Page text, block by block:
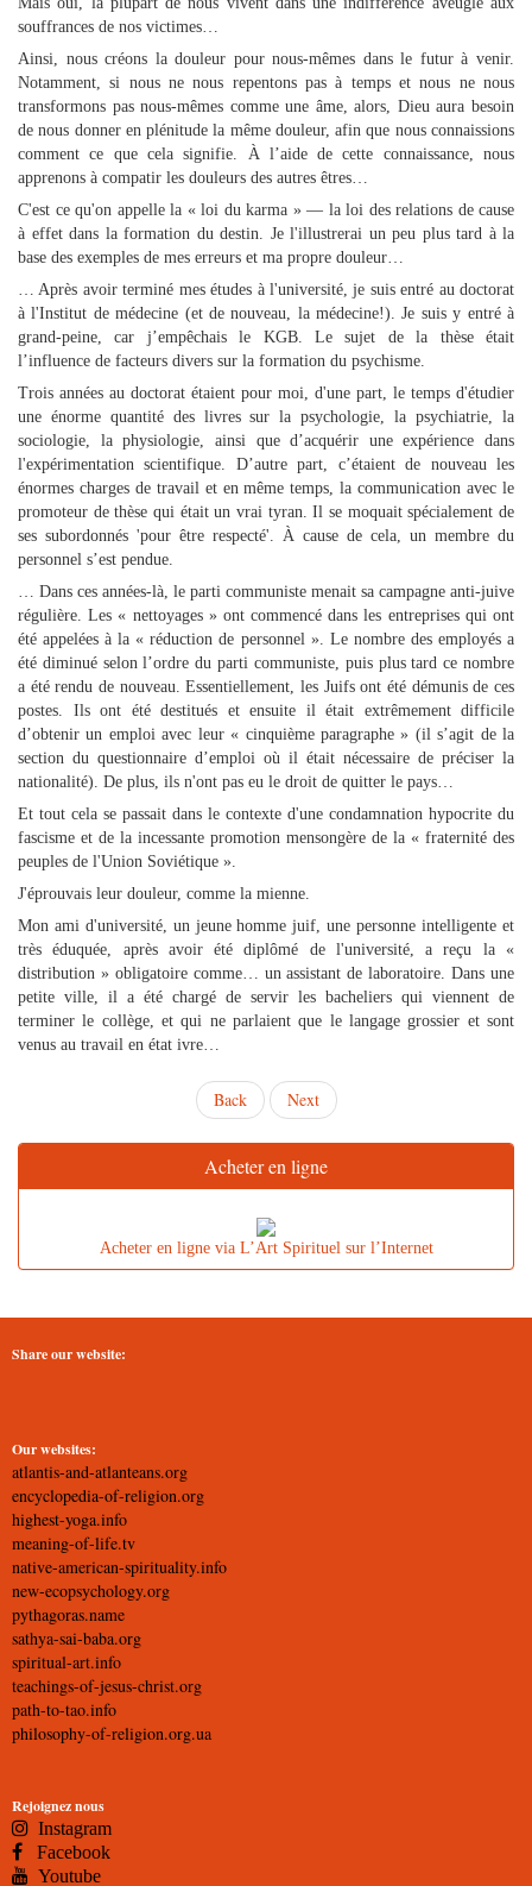
souffrances de nos victimes…
Ainsi, nous créons la douleur pour nous-mêmes dans le futur à venir.
Notamment, si nous ne nous repentons pas à temps et nous ne nous
transformons pas nous-mêmes comme une âme, alors, Dieu aura besoin
de nous donner en plénitude la même douleur, afin que nous connaissions
comment ce que cela signifie. À l’aide de cette connaissance, nous
apprenons à compatir les douleurs des autres êtres…
C'est ce qu'on appelle la « loi du karma » — la loi des relations de cause
à effet dans la formation du destin. Je l'illustrerai un peu plus tard à la
base des exemples de mes erreurs et ma propre douleur…
… Après avoir terminé mes études à l'université, je suis entré au doctorat
à l'Institut de médecine (et de nouveau, la médecine!). Je suis y entré à
grand-peine, car j’empêchais le KGB. Le sujet de la thèse était
l’influence de facteurs divers sur la formation du psychisme.
Trois années au doctorat étaient pour moi, d'une part, le temps d'étudier
une énorme quantité des livres sur la psychologie, la psychiatrie, la
sociologie, la physiologie, ainsi que d’acquérir une expérience dans
l'expérimentation scientifique. D’autre part, c’étaient de nouveau les
énormes charges de travail et en même temps, la communication avec le
promoteur de thèse qui était un vrai tyran. Il se moquait spécialement de
ses subordonnés 'pour être respecté'. À cause de cela, un membre du
personnel s’est pendue.
… Dans ces années-là, le parti communiste menait sa campagne anti-juive
régulière. Les « nettoyages » ont commencé dans les entreprises qui ont
été appelées à la « réduction de personnel ». Le nombre des employés a
été diminué selon l’ordre du parti communiste, puis plus tard ce nombre
a été rendu de nouveau. Essentiellement, les Juifs ont été démunis de ces
postes. Ils ont été destitués et ensuite il était extrêmement difficile
d’obtenir un emploi avec leur « cinquième paragraphe » (il s’agit de la
section du questionnaire d’emploi où il était nécessaire de préciser la
nationalité). De plus, ils n'ont pas eu le droit de quitter le pays…
Et tout cela se passait dans le contexte d'une condamnation hypocrite du
fascisme et de la incessante promotion mensongère de la « fraternité des
peuples de l'Union Soviétique ».
J'éprouvais leur douleur, comme la mienne.
Mon ami d'université, un jeune homme juif, une personne intelligente et
très éduquée, après avoir été diplômé de l'université, a reçu la «
distribution » obligatoire comme… un assistant de laboratoire. Dans une
petite ville, il a été chargé de servir les bacheliers qui viennent de
terminer le collège, et qui ne parlaient que le langage grossier et sont
venus au travail en état ivre…
Back Next
Acheter en ligne
Acheter en ligne via L’Art Spirituel sur l’Internet
Share our website:
Our websites:
atlantis-and-atlanteans.org
encyclopedia-of-religion.org
highest-yoga.info
meaning-of-life.tv
native-american-spirituality.info
new-ecopsychology.org
pythagoras.name
sathya-sai-baba.org
spiritual-art.info
teachings-of-jesus-christ.org
path-to-tao.info
philosophy-of-religion.org.ua
Rejoignez nous
Instagram
Facebook
Youtube